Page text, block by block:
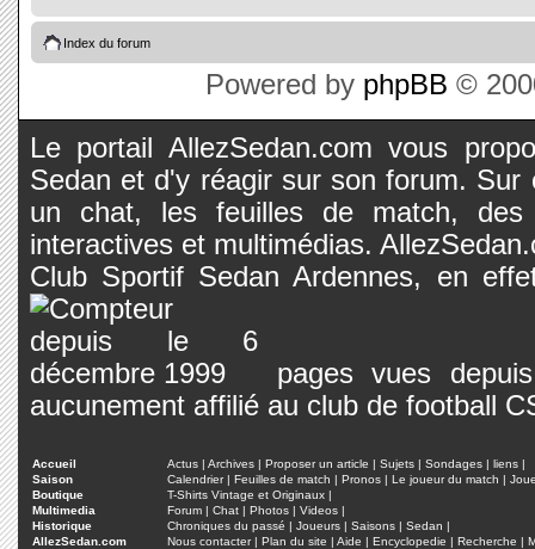
Index du forum
Powered by phpBB ©
Le portail AllezSedan.com vous
Sedan et d'y réagir sur son forum.
un chat, les feuilles de match, des
interactives et multimédias.
Club Sportif Sedan Ardennes, en
pages vues
aucunement affilié au club de football
Accueil Actus | Archives | Proposer un article | Sujets | Sondages | liens |
Saison
Calendrier| Feuilles de match | Pronos | Le joueur du match |
Boutique
T-Shirts Vintage et Originaux |
Multimedia
Forum | Chat | Photos | Videos |
Historique
Chroniques du passé | Joueurs | Saisons | Sedan |
AllezSedan.com
Nous contacter| Plan du site | Aide | Encyclopedie | Recherche |